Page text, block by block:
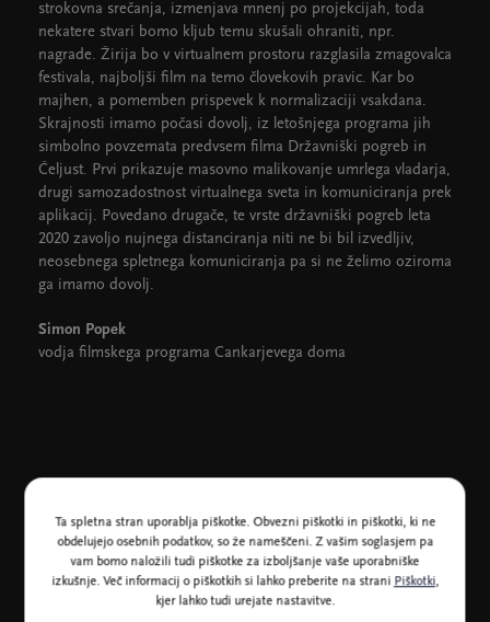
strokovna srečanja, izmenjava mnenj po projekcijah, toda
nekatere stvari bomo kljub temu skušali ohraniti, npr.
nagrade. Žirija bo v virtualnem prostoru razglasila zmagovalca
festivala, najboljši film na temo človekovih pravic. Kar bo
majhen, a pomemben prispevek k normalizaciji vsakdana.
Skrajnosti imamo počasi dovolj, iz letošnjega programa jih
simbolno povzemata predvsem filma Državniški pogreb in
Čeljust. Prvi prikazuje masovno malikovanje umrlega vladarja,
drugi samozadostnost virtualnega sveta in komuniciranja prek
aplikacij. Povedano drugače, te vrste državniški pogreb leta
2020 zavoljo nujnega distanciranja niti ne bi bil izvedljiv,
neosebnega spletnega komuniciranja pa si ne želimo oziroma
ga imamo dovolj.
Simon Popek
vodja filmskega programa Cankarjevega doma
Retrospektiva
Prizorišča: Kosovelova dvorana, Slovenska kinoteka, Kinodvor
Ta spletna stran uporablja piškotke. Obvezni piškotki in piškotki, ki ne
obdelujejo osebnih podatkov, so že nameščeni. Z vašim soglasjem pa
vam bomo naložili tudi piškotke za izboljšanje vaše uporabniške
izkušnje. Več informacij o piškotkih si lahko preberite na strani Piškotki,
kjer lahko tudi urejate nastavitve.